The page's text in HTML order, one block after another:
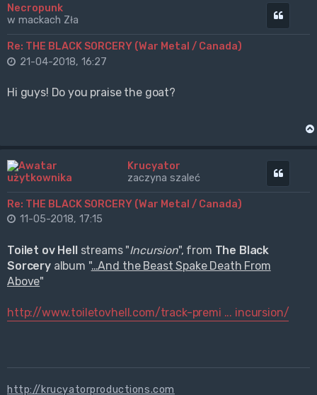
Necropunk
w mackach Zła
Re: THE BLACK SORCERY (War Metal / Canada)
21-04-2018, 16:27
Hi guys! Do you praise the goat?
Krucyator
zaczyna szaleć
Re: THE BLACK SORCERY (War Metal / Canada)
11-05-2018, 17:15
Toilet ov Hellstreams "Incursion", from The Black
Sorceryalbum "…And the Beast Spake Death From
Above"
http://www.toiletovhell.com/track-premi ... incursion/
http://krucyatorproductions.com